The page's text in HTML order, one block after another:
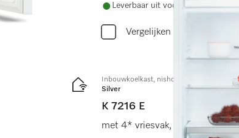
Leverbaar uit voorraad met gratis
Vergelijken
Inbouwkoelkast, nishoogte 102 cm
Silver
K 7216 E
met 4* vriesvak, led-verlichting